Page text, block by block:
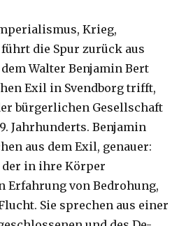
Krieg,
die Spur zurück aus
dem Walter Benjamin Bert
Exil in Svendborg trifft,
bürgerlichen Gesellschaft
Jahrhunderts. Benjamin
aus dem Exil, genauer:
in ihre Körper
Erfahrung von Bedrohung,
Sie sprechen aus einer